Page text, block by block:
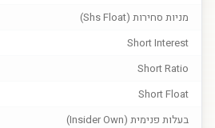
מניות סחירות (Shs Float)
Short Interest
Short Ratio
Short Float
בעלות פנימית (Insider Own)